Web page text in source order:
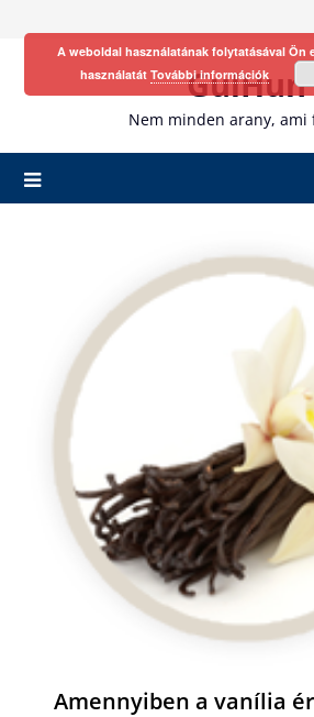
GulHun
Nem minden arany, ami
Amennyiben a vanília
A weboldal használatának folytatásával Ön
használatát További információk